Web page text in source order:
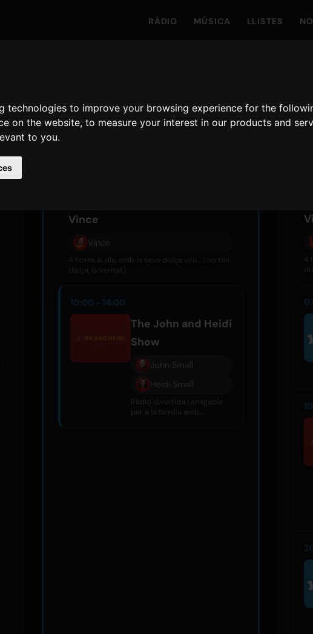
technologies to improve your browsing experience for the
on the website,to measure your interest in our products and
to you.
RÀDIO MÚSICA LLISTES
Vince
Vince
4 hores al dia, amb la seva dolça veu... (no tan
dolça, la veritat)
10:00 - 14:00
The John and Heidi
Show
John Small
Heidi Small
Ràdio divertida i amigable
per a la família amb
4